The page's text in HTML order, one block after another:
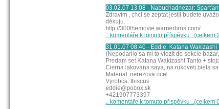
03.02.07 13:08 - Nabuchadnezar:
Zdravím , chci se zeptat jestli budete
děkuju.
http://300themovie.warnerbros.com/
.. komentáře k tomuto příspěvku ..(celkem
31.01.07 08:40 - Eddie: Katana Wakizashi
(Nepodarilo sa mi to vlozit do sekcie
Predam set Katana Wakizashi Tanto +
Cierna lakovana saya, na rukoveti biela
Material: nerezova ocel
Vyrobca: Ibiscus
eddie@pobox.sk
+421907773397
.. komentáře k tomuto příspěvku ..(celkem